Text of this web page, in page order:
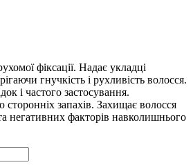
фіксації. Надає укладці
гнучкість і рухливість волосся.
і частого застосування.
запахів. Захищає волосся
негативних факторів навколишнього